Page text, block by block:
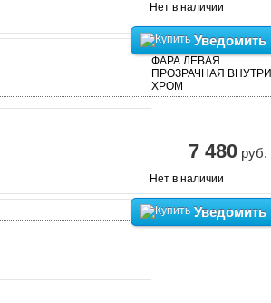
Нет в наличии
Уведомить
7 480 руб.
Нет в наличии
Уведомить
ФАРА ЛЕВАЯ
ПРОЗРАЧНАЯ ВНУТРИ
ХРОМ